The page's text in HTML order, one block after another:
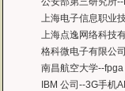
上海电子信息职业
上海点逸网络科技
格科微电子有限公
南昌航空大学--fpga
IBM 公司--3G手机